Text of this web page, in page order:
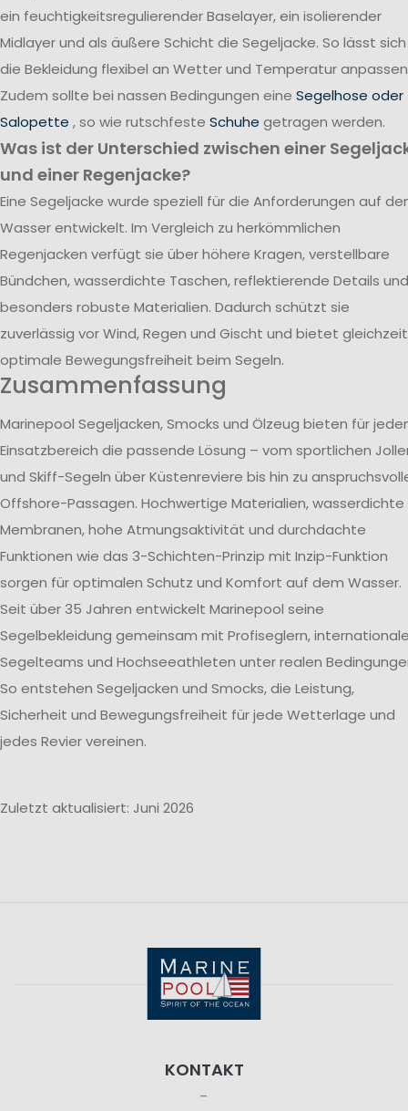
ein feuchtigkeitsregulierender Baselayer, ein isolierender
Midlayer und als äußere Schicht die Segeljacke. So lässt sich
die Bekleidung flexibel an Wetter und Temperatur
Zudem sollte bei nassen Bedingungen eine Segelhose oder
Salopette , so wie rutschfeste Schuhe getragen werden.
Was ist der Unterschied zwischen einer
und einer Regenjacke?
Eine Segeljacke wurde speziell für die Anforderungen auf
Wasser entwickelt. Im Vergleich zu herkömmlichen
Regenjacken verfügt sie über höhere Kragen, verstellbare
Bündchen, wasserdichte Taschen, reflektierende Details und
besonders robuste Materialien. Dadurch schützt sie
zuverlässig vor Wind, Regen und Gischt und bietet
optimale Bewegungsfreiheit beim Segeln.
Zusammenfassung
Marinepool Segeljacken, Smocks und Ölzeug bieten für
Einsatzbereich die passende Lösung – vom sportlichen
und Skiff-Segeln über Küstenreviere bis hin zu
Offshore-Passagen. Hochwertige Materialien, wasserdichte
Membranen, hohe Atmungsaktivität und durchdachte
Funktionen wie das 3-Schichten-Prinzip mit Inzip-Funktion
sorgen für optimalen Schutz und Komfort auf dem Wasser.
Seit über 35 Jahren entwickelt Marinepool seine
Segelbekleidung gemeinsam mit Profiseglern,
Segelteams und Hochseeathleten unter realen
So entstehen Segeljacken und Smocks, die Leistung,
Sicherheit und Bewegungsfreiheit für jede Wetterlage und
jedes Revier vereinen.
Zuletzt aktualisiert: Juni 2026
KONTAKT